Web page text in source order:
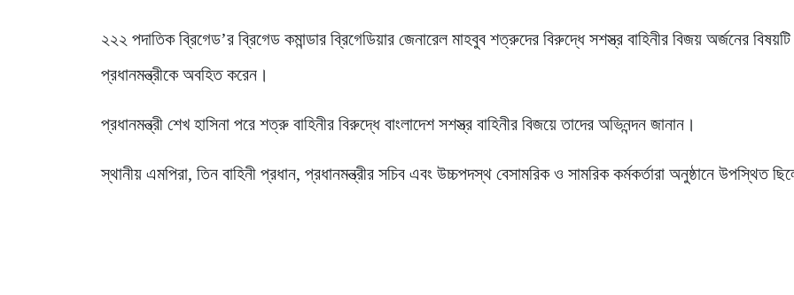
২২২ পদাতিক ব্রিগেড’র ব্রিগেড কমান্ডার ব্রিগেডিয়ার জেনারেল মাহবুব শত্রুদের বিরুদ্ধে সশস্ত্র বাহিনীর বিজয় অর্জনের বিষয়টি
প্রধানমন্ত্রীকে অবহিত করেন।
প্রধানমন্ত্রী শেখ হাসিনা পরে শত্রু বাহিনীর বিরুদ্ধে বাংলাদেশ সশস্ত্র বাহিনীর বিজয়ে তাদের অভিনন্দন জানান।
স্থানীয় এমপিরা, তিন বাহিনী প্রধান, প্রধানমন্ত্রীর সচিব এবং উচ্চপদস্থ বেসামরিক ও সামরিক কর্মকর্তারা অনুষ্ঠানে উপস্থিত